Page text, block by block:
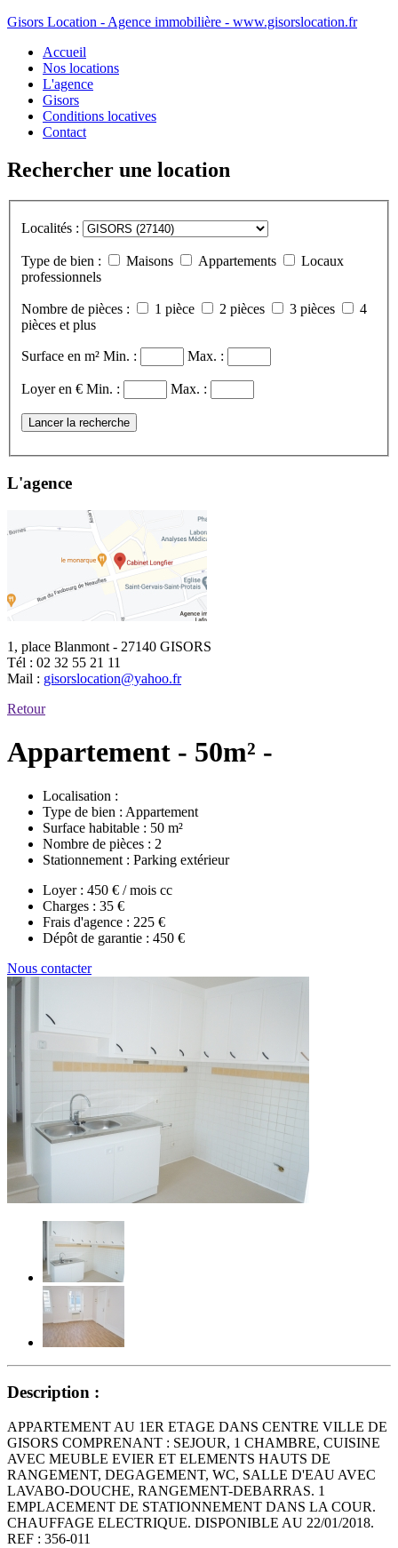
Gisors Location - Agence immobilière - www.gisorslocation.fr
Accueil
Nos locations
L'agence
Gisors
Conditions locatives
Contact
Rechercher une location
Localités :
Type de bien : Maisons Appartements
Locaux
professionnels
Nombre de pièces : 1 pièce 2 pièces 3 pièces
4
pièces et plus
Surface en m² Min. : Max. :
Loyer en € Min. : Max. :
Lancer la recherche
L'agence
1, place Blanmont - 27140 GISORS
Tél : 02 32 55 21 11
Mail : gisorslocation@yahoo.fr
Retour
Appartement - 50m² -
Localisation :
Type de bien : Appartement
Surface habitable : 50 m²
Nombre de pièces : 2
Stationnement : Parking extérieur
Loyer : 450 € / mois cc
Charges : 35 €
Frais d'agence : 225 €
Dépôt de garantie : 450 €
Nous contacter
Description :
APPARTEMENT AU 1ER ETAGE DANS CENTRE VILLE DE
GISORS COMPRENANT : SEJOUR, 1 CHAMBRE, CUISINE
AVEC MEUBLE EVIER ET ELEMENTS HAUTS DE
RANGEMENT, DEGAGEMENT, WC, SALLE D'EAU AVEC
LAVABO-DOUCHE, RANGEMENT-DEBARRAS. 1
EMPLACEMENT DE STATIONNEMENT DANS LA COUR.
CHAUFFAGE ELECTRIQUE. DISPONIBLE AU 22/01/2018.
REF : 356-011